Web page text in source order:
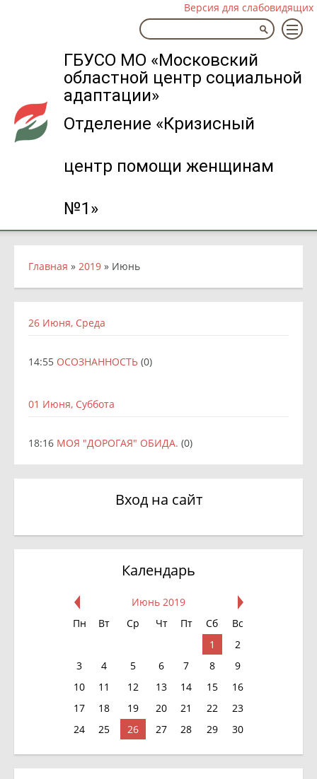
ГБУСО МО «Московский
областной центр социальной
адаптации»
Отделение «Кризисный
центр помощи женщинам
№1»
Версия для слабовидящих
Вход на сайт
Календарь
Июнь 2019
Пн
Вт Ср Чт Пт Сб
Вс
1
2
3
4 5 6 7 8
9
10
11 12 13 14 15
16
17
18 19 20 21 22
23
24
25 26 27 28 29 30
Главная » 2019 » Июнь
26 Июня, Среда
14:55 ОСОЗНАННОСТЬ (0)
01 Июня, Суббота
18:16 МОЯ "ДОРОГАЯ" ОБИДА. (0)